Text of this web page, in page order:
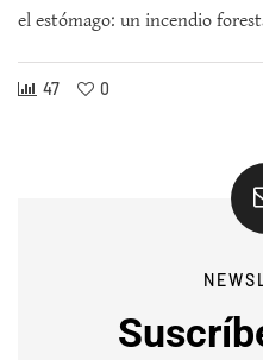
el estómago: un incendio
47 0